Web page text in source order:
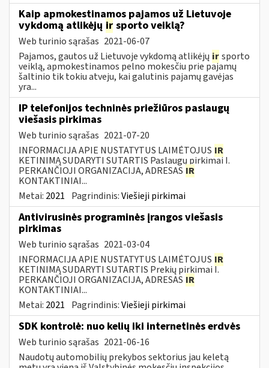
Kaip apmokestinamos pajamos už Lietuvoje
vykdomą atlikėjų ir sporto veiklą?
Web turinio sąrašas 2021-06-07
Pajamos, gautos už Lietuvoje vykdomą atlikėjų irsporto
veiklą, apmokestinamos pelno mokesčiu prie pajamų
šaltinio tik tokiu atveju, kai galutinis pajamų gavėjas
yra...
IP telefonijos techninės priežiūros paslaugų
viešasis pirkimas
Web turinio sąrašas 2021-07-20
INFORMACIJA APIE NUSTATYTUS LAIMĖTOJUS IR
KETINIMĄ SUDARYTI SUTARTIS Paslaugų pirkimai I.
PERKANČIOJI ORGANIZACIJA, ADRESAS IR
KONTAKTINIAI...
Metai: 2021 Pagrindinis:Viešieji pirkimai
Antivirusinės programinės įrangos viešasis
pirkimas
Web turinio sąrašas 2021-03-04
INFORMACIJA APIE NUSTATYTUS LAIMĖTOJUS IR
KETINIMĄ SUDARYTI SUTARTIS Prekių pirkimai I.
PERKANČIOJI ORGANIZACIJA, ADRESAS IR
KONTAKTINIAI...
Metai: 2021 Pagrindinis:Viešieji pirkimai
SDK kontrolė: nuo kelių iki internetinės erdvės
Web turinio sąrašas 2021-06-16
Naudotų automobilių prekybos sektorius jau keletą